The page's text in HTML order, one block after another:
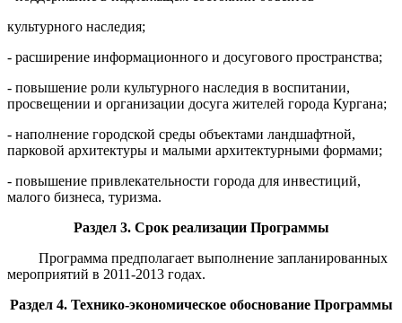
культурного наследия;
- расширение информационного и досугового пространства;
- повышение роли культурного наследия в воспитании,
просвещении и организации досуга жителей города Кургана;
- наполнение городской среды объектами ландшафтной,
парковой архитектуры и малыми архитектурными формами;
- повышение привлекательности города для инвестиций,
малого бизнеса, туризма.
Раздел 3. Срок реализации Программы
Программа предполагает выполнение запланированных
мероприятий в 2011-2013 годах.
Раздел 4. Технико-экономическое обоснование Программы